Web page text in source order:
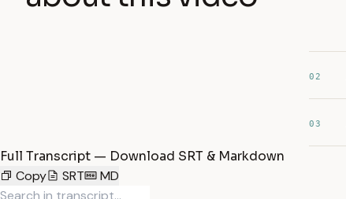
02
03
Full Transcript — Download SRT & Markdown
Copy
SRT MD